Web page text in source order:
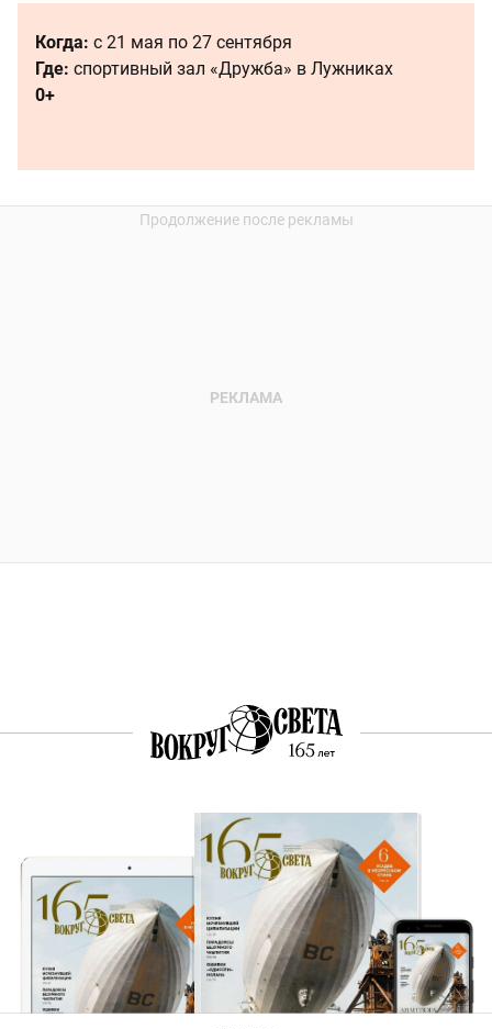
Когда: с 21 мая по 27 сентября
Где: спортивный зал «Дружба» в Лужниках
0+